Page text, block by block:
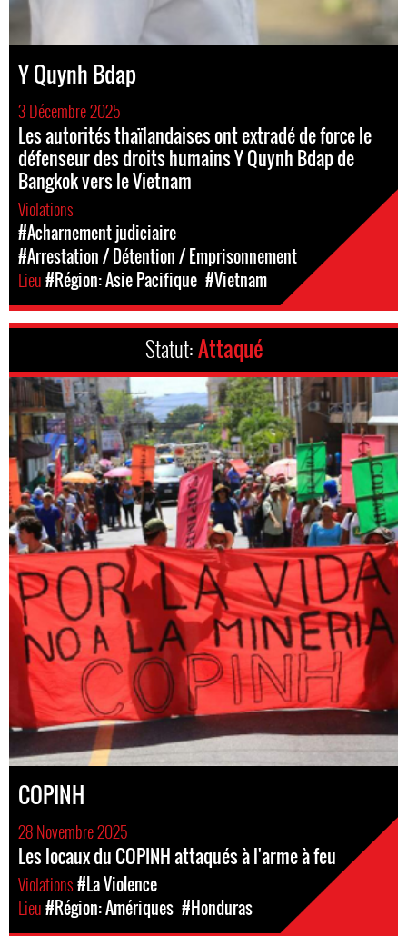
Y Quynh Bdap
3 Décembre 2025
Les autorités thaïlandaises ont extradé de force le
défenseur des droits humains Y Quynh Bdap de
Bangkok vers le Vietnam
Violations
#Acharnement judiciaire
#Arrestation / Détention / Emprisonnement
Lieu#Région: Asie Pacifique #Vietnam
Statut:Attaqué
COPINH
28 Novembre 2025
Les locaux du COPINH attaqués à l'arme à feu
Violations#La Violence
Lieu#Région: Amériques #Honduras